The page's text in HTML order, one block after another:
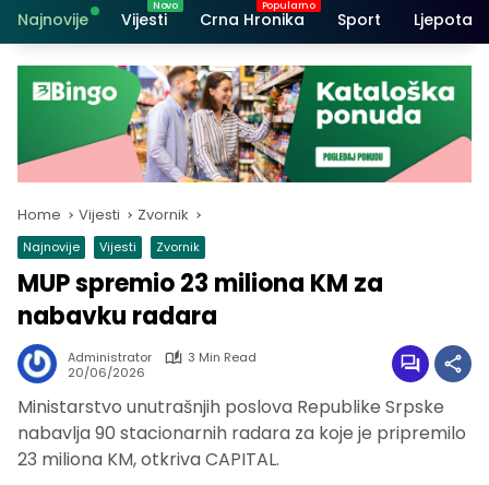
Najnovije Vijesti Crna Hronika Sport Ljepota i
Home Vijesti Zvornik
Najnovije Vijesti Zvornik
MUP spremio 23 miliona KM za
nabavku radara
Administrator
3 Min Read
20/06/2026
Ministarstvo unutrašnjih poslova Republike Srpske
nabavlja 90 stacionarnih radara za koje je pripremilo
23 miliona KM, otkriva CAPITAL.